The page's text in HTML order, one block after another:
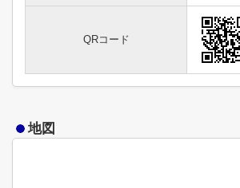
QRコード
地図